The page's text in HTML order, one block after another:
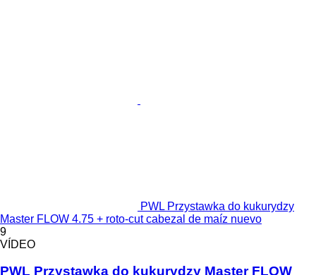
PWL Przystawka do kukurydzy
Master FLOW 4.75 + roto-cut cabezal de maíz nuevo
9
VÍDEO
PWL Przystawka do kukurydzy Master FLOW